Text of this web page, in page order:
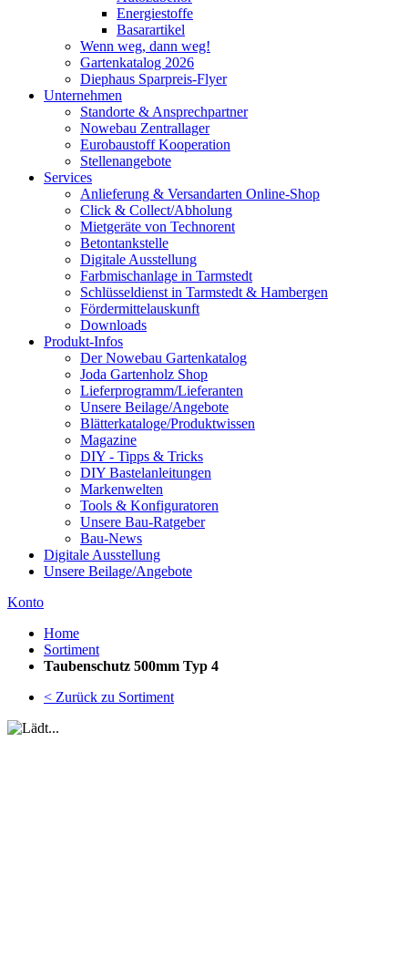
Energiestoffe
Basarartikel
Wenn weg, dann weg!
Gartenkatalog 2026
Diephaus Sparpreis-Flyer
Unternehmen
Standorte & Ansprechpartner
Nowebau Zentrallager
Eurobaustoff Kooperation
Stellenangebote
Services
Anlieferung & Versandarten Online-Shop
Click & Collect/Abholung
Mietgeräte von Technorent
Betontankstelle
Digitale Ausstellung
Farbmischanlage in Tarmstedt
Schlüsseldienst in Tarmstedt & Hambergen
Fördermittelauskunft
Downloads
Produkt-Infos
Der Nowebau Gartenkatalog
Joda Gartenholz Shop
Lieferprogramm/Lieferanten
Unsere Beilage/Angebote
Blätterkataloge/Produktwissen
Magazine
DIY - Tipps & Tricks
DIY Bastelanleitungen
Markenwelten
Tools & Konfiguratoren
Unsere Bau-Ratgeber
Bau-News
Digitale Ausstellung
Unsere Beilage/Angebote
Konto
Home
Sortiment
Taubenschutz 500mm Typ 4
< Zurück zu Sortiment